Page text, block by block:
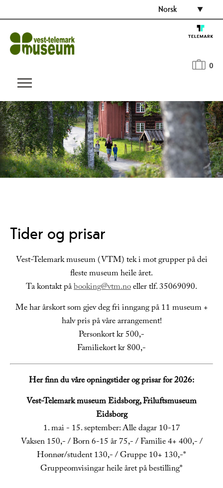
Norsk
0
Tider og prisar
Vest-Telemark museum (VTM) tek i mot grupper på dei
fleste museum heile året.
Ta kontakt påbooking@vtm.noeller tlf. 35069090.
Me har årskort som gjev deg fri inngang på 11 museum +
halv pris på våre arrangement!
Personkort kr 500,-
Familiekort kr 800,-
Her finn du våre opningstider og prisar for 2026:
Vest-Telemark museum Eidsborg, Friluftsmuseum
Eidsborg
1. mai - 15. september: Alle dagar 10-17
Vaksen 150,- / Born 6-15 år 75,- / Familie 4+ 400,- /
Honnør/student 130,- / Gruppe 10+ 130,-*
Gruppeomvisingar heile året på bestilling*